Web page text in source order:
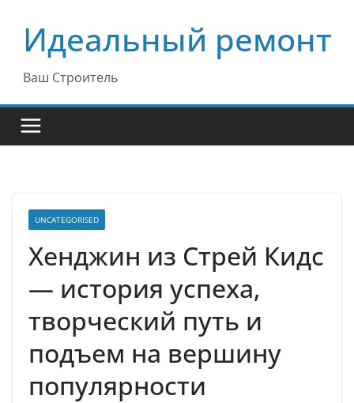
содержимому
Идеальный ремонт
Ваш Строитель
UNCATEGORISED
Хенджин из Стрей Кидс
— история успеха,
творческий путь и
подъем на вершину
популярности